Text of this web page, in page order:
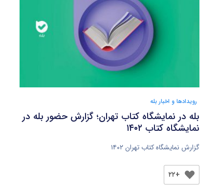
رویدادها و اخبار بله
بله در نمایشگاه کتاب تهران؛ گزارش حضور بله در
نمایشگاه کتاب ۱۴۰۲
گزارش نمایشگاه کتاب تهران ۱۴۰۲
+۲۲